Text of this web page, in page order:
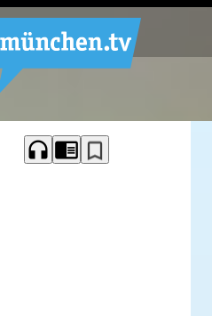
headphones chrome_reader_mode bookmark_border